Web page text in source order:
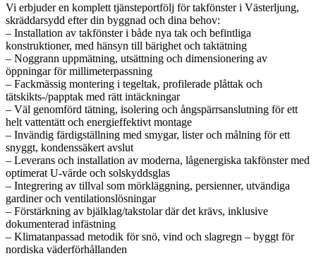
Vi erbjuder en komplett tjänsteportfölj för takfönster i Västerljung,
skräddarsydd efter din byggnad och dina behov:
– Installation av takfönster i både nya tak och befintliga
konstruktioner, med hänsyn till bärighet och taktätning
– Noggrann uppmätning, utsättning och dimensionering av
öppningar för millimeterpassning
– Fackmässig montering i tegeltak, profilerade plåttak och
tätskikts-/papptak med rätt intäckningar
– Väl genomförd tätning, isolering och ångspärrsanslutning för ett
helt vattentätt och energieffektivt montage
– Invändig färdigställning med smygar, lister och målning för ett
snyggt, kondenssäkert avslut
– Leverans och installation av moderna, lågenergiska takfönster med
optimerat U-värde och solskyddsglas
– Integrering av tillval som mörkläggning, persienner, utvändiga
gardiner och ventilationslösningar
– Förstärkning av bjälklag/takstolar där det krävs, inklusive
dokumenterad infästning
– Klimatanpassad metodik för snö, vind och slagregn – byggt för
nordiska väderförhållanden